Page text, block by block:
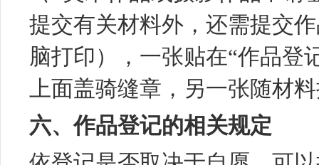
提交有关材料外，还需提交
脑打印），一张贴在“作品登
上面盖骑缝章，另一张随材
六、作品登记的相关规定